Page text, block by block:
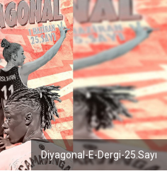
Diyagonal-E-Dergi-25.Sayı